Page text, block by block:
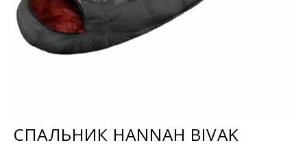
СПАЛЬНИК HANNAH BIVAK